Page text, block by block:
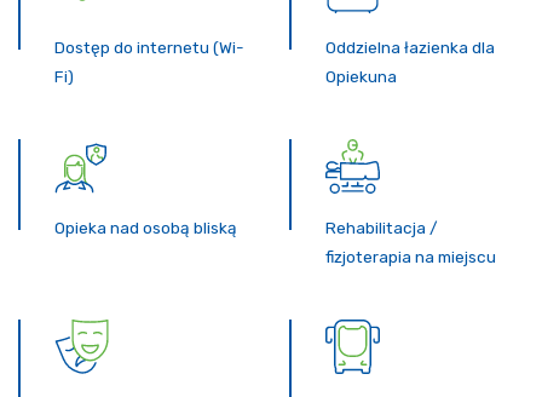
Dostęp do internetu (Wi-
Fi)
Oddzielna łazienka dla
Opiekuna
Opieka nad osobą bliską
Rehabilitacja /
fizjoterapia na miejscu